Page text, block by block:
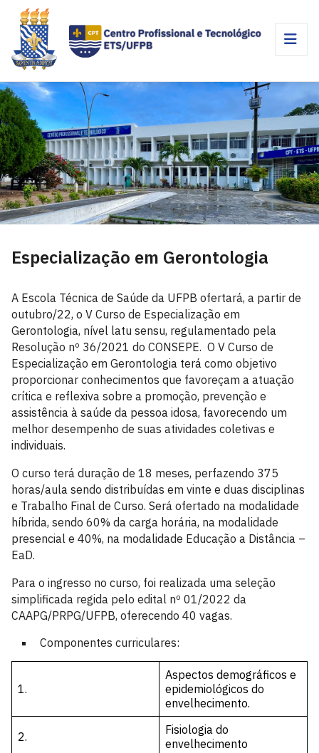
Especialização em Gerontologia
A Escola Técnica de Saúde da UFPB ofertará, a partir de
outubro/22, o V Curso de Especialização em
Gerontologia, nível latu sensu, regulamentado pela
Resolução nº 36/2021 do CONSEPE. O V Curso de
Especialização em Gerontologia terá como objetivo
proporcionar conhecimentos que favoreçam a atuação
crítica e reflexiva sobre a promoção, prevenção e
assistência à saúde da pessoa idosa, favorecendo um
melhor desempenho de suas atividades coletivas e
individuais.
O curso terá duração de 18 meses, perfazendo 375
horas/aula sendo distribuídas em vinte e duas disciplinas
e Trabalho Final de Curso. Será ofertado na modalidade
híbrida, sendo 60% da carga horária, na modalidade
presencial e 40%, na modalidade Educação a Distância –
EaD.
Para o ingresso no curso, foi realizada uma seleção
simplificada regida pelo edital nº 01/2022 da
CAAPG/PRPG/UFPB, oferecendo 40 vagas.
Componentes curriculares:
1.
Aspectos demográficos e
epidemiológicos do
envelhecimento.
2.
Fisiologia do
envelhecimento